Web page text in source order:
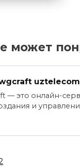
может
uztelecom
— это онлайн-
и